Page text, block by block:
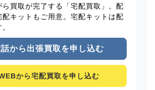
ら買取が完了する「宅配買取」。配
配キットもご用意。宅配キットは配
話から出張買取を申し込む
から宅配買取を申し込む